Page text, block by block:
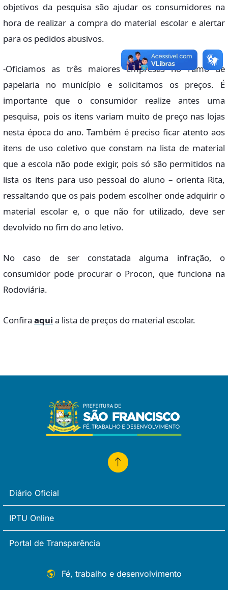
objetivos da pesquisa são ajudar os consumidores na
hora de realizar a compra do material escolar e alertar
para os pedidos abusivos.
-Oficiamos as três maiores empresas no ramo de
papelaria no município e solicitamos os preços. É
importante que o consumidor realize antes uma
pesquisa, pois os itens variam muito de preço nas lojas
nesta época do ano. Também é preciso ficar atento aos
itens de uso coletivo que constam na lista de material
que a escola não pode exigir, pois só são permitidos na
lista os itens para uso pessoal do aluno – orienta Rita,
ressaltando que os pais podem escolher onde adquirir o
material escolar e, o que não for utilizado, deve ser
devolvido no fim do ano letivo.
No caso de ser constatada alguma infração, o
consumidor pode procurar o Procon, que funciona na
Rodoviária.
Confira aqui a lista de preços do material escolar.
Diário Oficial
IPTU Online
Portal de Transparência
Fé, trabalho e desenvolvimento